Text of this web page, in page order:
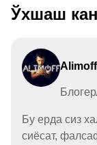
Ўхшаш
Бу ерда сиз
сиёсат,